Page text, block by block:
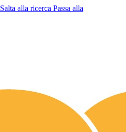
Salta alla ricerca Passa alla